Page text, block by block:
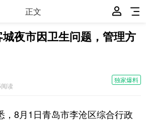
正文
夜市因卫生问题，管理方
独家爆料
读
，8月1日青岛市李沧区综合行政